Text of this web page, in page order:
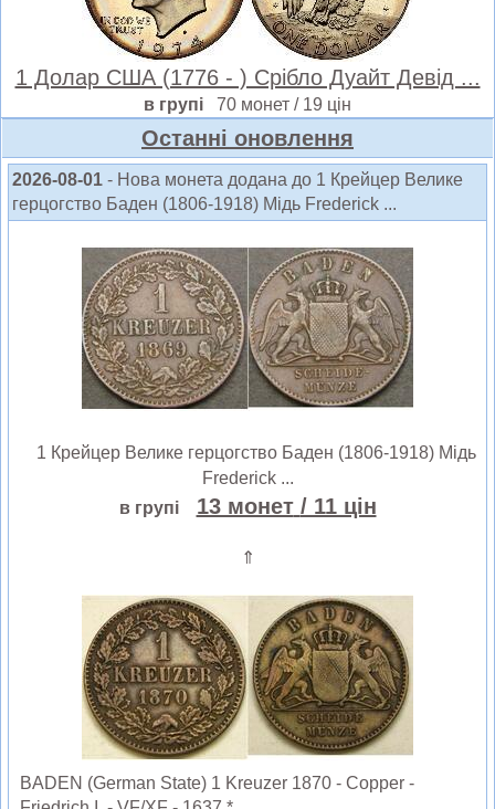
1 Долар США (1776 - ) Срібло Дуайт Девід ...
в групі 70 монет / 19 цін
Oстанні оновлення
2026-08-01 - Нова монета додана до 1 Крейцер Велике
герцогство Баден (1806-1918) Мідь Frederick ...
1 Крейцер Велике герцогство Баден (1806-1918) Мідь
Frederick ...
в групі
13 монет / 11 цін
⇑
BADEN (German State) 1 Kreuzer 1870 - Copper -